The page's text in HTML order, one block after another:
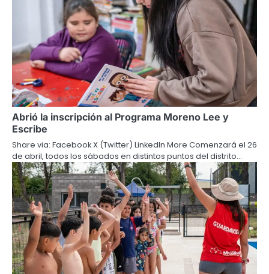
Abrió la inscripción al Programa Moreno Lee y
Escribe
Share via: Facebook X (Twitter) LinkedIn More Comenzará el 26
de abril, todos los sábados en distintos puntos del distrito…